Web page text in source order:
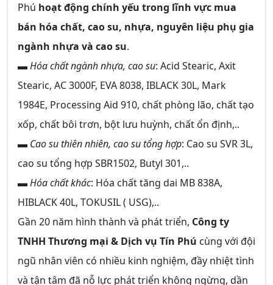
Phú hoạt động chính yếu trong lĩnh vực mua
bán hóa chất, cao su, nhựa, nguyên liệu phụ gia
ngành nhựa và cao su.
▬Hóa chất ngành nhựa, cao su: Acid Stearic, Axit
Stearic, AC 3000F, EVA 8038, IBLACK 30L, Mark
1984E, Processing Aid 910, chất phòng lão, chất tạo
xốp, chất bôi trơn, bột lưu huỳnh, chất ổn định,..
▬ Cao su thiên nhiên, cao su tổng hợp: Cao su SVR 3L,
cao su tổng hợp SBR1502, Butyl 301,..
▬Hóa chất khác: Hóa chất tăng dai MB 838A,
HIBLACK 40L, TOKUSIL ( USG),..
Gần 20 năm hình thành và phát triển, Công ty
TNHH Thương mại & Dịch vụ Tín Phú cùng với đội
ngũ nhân viên có nhiều kinh nghiệm, đầy nhiệt tình
và tận tâm đã nỗ lực phát triển không ngừng, dần